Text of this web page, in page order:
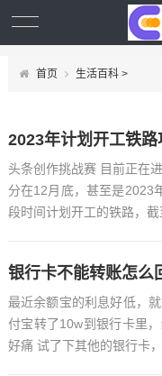
首页 生活百科>
头条创作挑战赛 目前正在
分在12月底，甚至是2023
段时间计划开工的铁路，
最近余额宝的利息好低，
付宝转了10w到银行卡里
好痛 试了下其他的银行卡